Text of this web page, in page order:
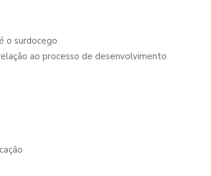
o surdocego
ao processo de desenvolvimento